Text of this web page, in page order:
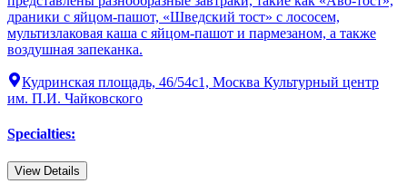
драники с яйцом-пашот, «Шведский тост» с лососем,
мультизлаковая каша с яйцом-пашот и пармезаном, а также
воздушная запеканка.
Кудринская площадь, 46/54с1, Москва Культурный центр
им. П.И. Чайковского
Specialties:
View Details